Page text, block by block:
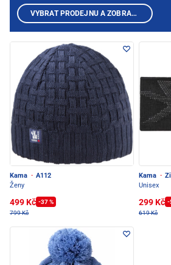
Kama · A112
Ženy
499 Kč -37 %
799 Kč
Kama ·
Unisex
299 Kč -
619 Kč
VYBRAT PRODEJNU A ZOBRAZIT PRODUKTY